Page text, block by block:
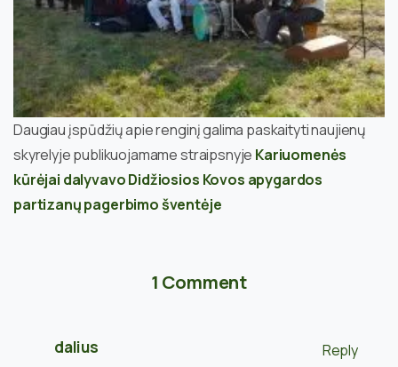
Daugiau įspūdžių apie renginį galima paskaityti naujienų
skyrelyje publikuojamame straipsnyje Kariuomenės
kūrėjai dalyvavo Didžiosios Kovos apygardos
partizanų pagerbimo šventėje
1 Comment
dalius Reply